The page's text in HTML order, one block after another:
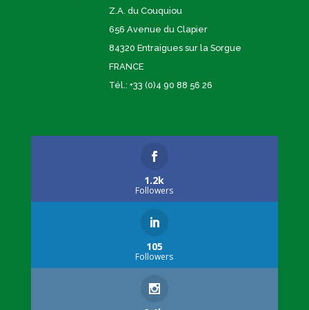
Z.A. du Couquiou
656 Avenue du Clapier
84320 Entraigues sur la Sorgue
FRANCE
Tél.: +33 (0)4 90 88 56 26
1.2k
Followers
105
Followers